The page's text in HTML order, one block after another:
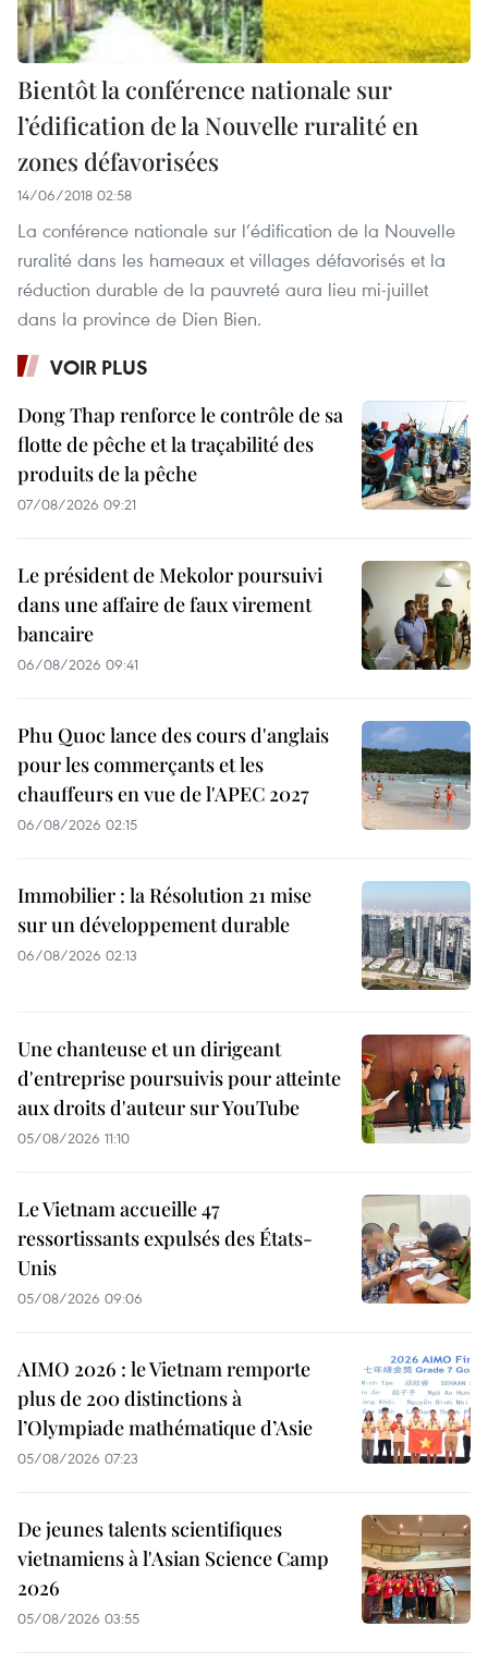
Bientôt la conférence nationale sur
l’édification de la Nouvelle ruralité en
zones défavorisées
14/06/2018 02:58
La conférence nationale sur l’édification de la Nouvelle
ruralité dans les hameaux et villages défavorisés et la
réduction durable de la pauvreté aura lieu mi-juillet
dans la province de Dien Bien.
VOIR PLUS
Dong Thap renforce le contrôle de sa
flotte de pêche et la traçabilité des
produits de la pêche
07/08/2026 09:21
Le président de Mekolor poursuivi
dans une affaire de faux virement
bancaire
06/08/2026 09:41
Phu Quoc lance des cours d'anglais
pour les commerçants et les
chauffeurs en vue de l'APEC 2027
06/08/2026 02:15
Immobilier : la Résolution 21 mise
sur un développement durable
06/08/2026 02:13
Une chanteuse et un dirigeant
d'entreprise poursuivis pour atteinte
aux droits d'auteur sur YouTube
05/08/2026 11:10
Le Vietnam accueille 47
ressortissants expulsés des États-
Unis
05/08/2026 09:06
AIMO 2026 : le Vietnam remporte
plus de 200 distinctions à
l’Olympiade mathématique d’Asie
05/08/2026 07:23
De jeunes talents scientifiques
vietnamiens à l'Asian Science Camp
2026
05/08/2026 03:55